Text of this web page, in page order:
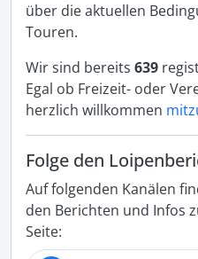
über die aktuellen
Touren.
Wir sind bereits 639
Egal ob Freizeit- oder
herzlich willkommen
Folge den
Auf folgenden Kanälen
den Berichten und Infos
Seite: